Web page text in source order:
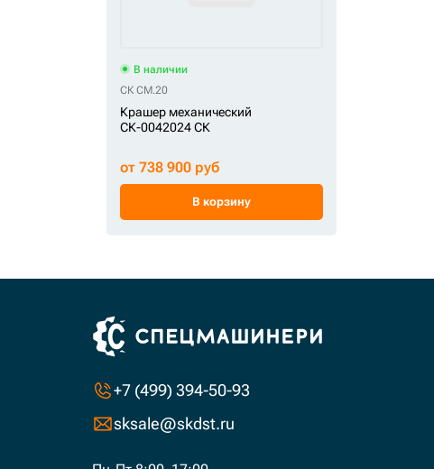
В наличии
СК CM.20
Крашер механический
СК-0042024 СК
от 738 900 руб
В корзину
+7 (499) 394-50-93
sksale@skdst.ru